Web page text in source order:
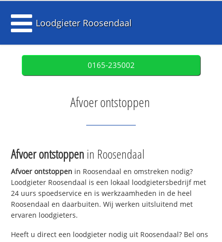
Loodgieter Roosendaal
0165-235002
Afvoer ontstoppen
Afvoer ontstoppen in Roosendaal
Afvoer ontstoppen in Roosendaal en omstreken nodig?
Loodgieter Roosendaal is een lokaal loodgietersbedrijf met
24 uurs spoedservice en is werkzaamheden in de heel
Roosendaal en daarbuiten. Wij werken uitsluitend met
ervaren loodgieters.
Heeft u direct een loodgieter nodig uit Roosendaal? Bel ons